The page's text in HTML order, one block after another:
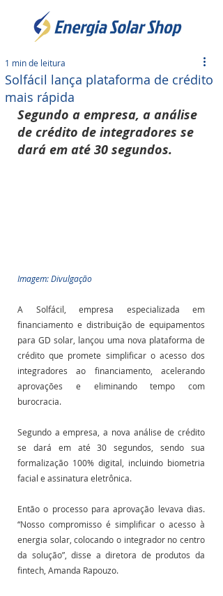
Solfácil lança plataforma de crédito
mais rápida
1 min de leitura
Segundo a empresa, a análise
de crédito de integradores se
dará em até 30 segundos.
Imagem: Divulgação
A Solfácil, empresa especializada em
financiamento e distribuição de equipamentos
para GD solar, lançou uma nova plataforma de
crédito que promete simplificar o acesso dos
integradores ao financiamento, acelerando
aprovações e eliminando tempo com
burocracia.
Segundo a empresa, a nova análise de crédito
se dará em até 30 segundos, sendo sua
formalização 100% digital, incluindo biometria
facial e assinatura eletrônica.
Então o processo para aprovação levava dias.
“Nosso compromisso é simplificar o acesso à
energia solar, colocando o integrador no centro
da solução”, disse a diretora de produtos da
fintech, Amanda Rapouzo.